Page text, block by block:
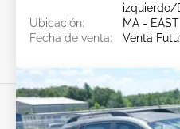
izquierdo/
Ubicación:
MA -
Fecha de venta:
Venta